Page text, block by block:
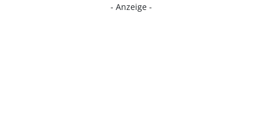
- Anzeige -